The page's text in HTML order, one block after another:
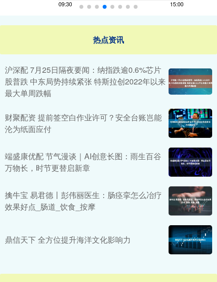
热点资讯
沪深配 7月25日隔夜要闻：纳指跌逾0.6%芯片
股普跌 中东局势持续紧张 特斯拉创2022年以来
最大单周跌幅
财聚配资 提前签空白作业许可？安全台账岂能
沦为纸面应付
端盛康优配 节气漫谈｜AI创意长图：雨生百谷
万物长，时节更替启新章
擒牛宝 易君德丨彭伟丽医生：肠痉挛怎么冶疗
效果好点_肠道_饮食_按摩
鼎信天下 全方位提升海洋文化影响力